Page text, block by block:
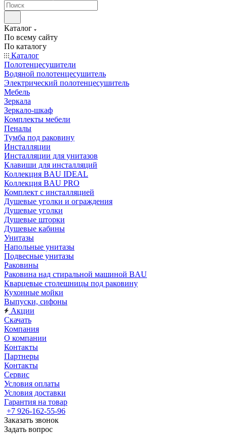
Каталог
По всему сайту
По каталогу
Каталог
Полотенцесушители
Водяной полотенцесушитель
Электрический полотенцесушитель
Мебель
Зеркала
Зеркало-шкаф
Комплекты мебели
Пеналы
Тумба под раковину
Инсталляции
Инсталляции для унитазов
Клавиши для инсталляций
Коллекция BAU IDEAL
Коллекция BAU PRO
Комплект с инсталляцией
Душевые уголки и ограждения
Душевые уголки
Душевые шторки
Душевые кабины
Унитазы
Напольные унитазы
Подвесные унитазы
Раковины
Раковина над стиральной машиной BAU
Кварцевые столешницы под раковину
Кухонные мойки
Выпуски, сифоны
Акции
Скачать
Компания
О компании
Контакты
Партнеры
Контакты
Сервис
Условия оплаты
Условия доставки
Гарантия на товар
+7 926-162-55-96
Заказать звонок
Задать вопрос